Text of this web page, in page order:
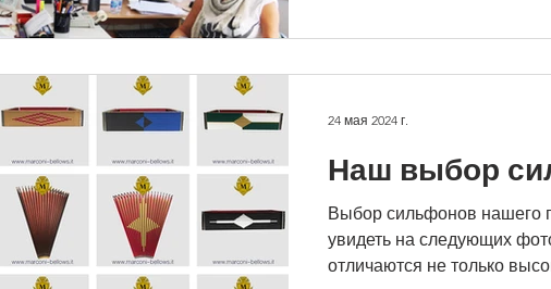
Наш выбор
Выбор сильфонов нашего
увидеть на следующих
отличаются не только
24 мая 2024 г.